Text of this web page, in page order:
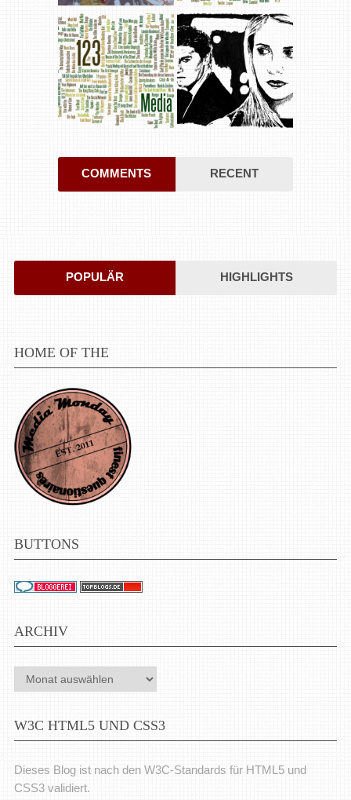
COMMENTS RECENT
POPULÄR HIGHLIGHTS
HOME OF THE
BUTTONS
ARCHIV
Archiv
W3C HTML5 UND CSS3
Dieses Blog ist nach den W3C-Standards für HTML5 und
CSS3 validiert.